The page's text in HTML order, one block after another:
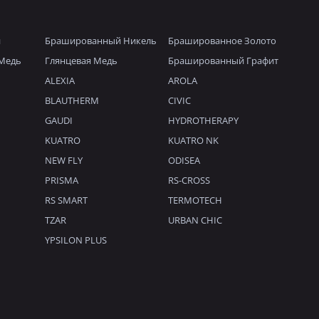
Брашированный Никель
Брашированное Золото
Глянцевая Медь
Брашированный Графит
ALEXIA
AROLA
BLAUTHERM
CIVIC
GAUDI
HYDROTHERAPY
KUATRO
KUATRO NK
NEW FLY
ODISEA
PRISMA
RS-CROSS
RS SMART
TERMOTECH
TZAR
URBAN CHIC
YPSILON PLUS